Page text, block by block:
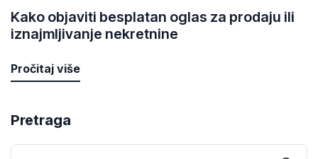
Kako objaviti besplatan oglas za prodaju ili
iznajmljivanje nekretnine
Pročitaj više
Pretraga